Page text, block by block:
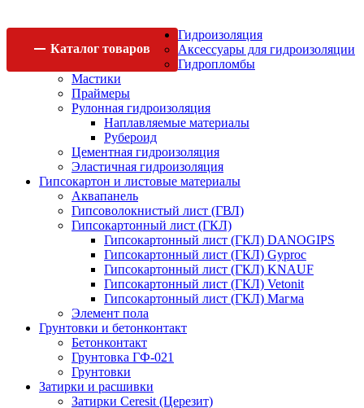
Каталог товаров
Гидроизоляция
Аксессуары для гидроизоляции
Гидропломбы
Мастики
Праймеры
Рулонная гидроизоляция
Наплавляемые материалы
Рубероид
Цементная гидроизоляция
Эластичная гидроизоляция
Гипсокартон и листовые материалы
Аквапанель
Гипсоволокнистый лист (ГВЛ)
Гипсокартонный лист (ГКЛ)
Гипсокартонный лист (ГКЛ) DANOGIPS
Гипсокартонный лист (ГКЛ) Gyproc
Гипсокартонный лист (ГКЛ) KNAUF
Гипсокартонный лист (ГКЛ) Vetonit
Гипсокартонный лист (ГКЛ) Магма
Элемент пола
Грунтовки и бетонконтакт
Бетонконтакт
Грунтовка ГФ-021
Грунтовки
Затирки и расшивки
Затирки Ceresit (Церезит)